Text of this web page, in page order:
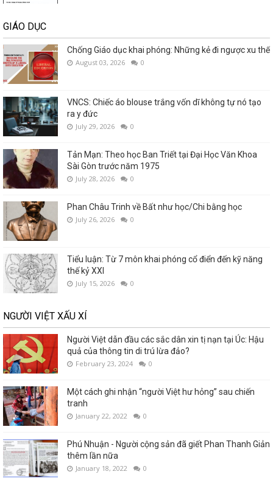
GIÁO DỤC
Chống Giáo dục khai phóng: Những kẻ đi ngược xu thế
August 03, 2026 0
VNCS: Chiếc áo blouse trắng vốn dĩ không tự nó tạo
ra y đức
July 29, 2026 0
Tản Mạn: Theo học Ban Triết tại Đại Học Văn Khoa
Sài Gòn trước năm 1975
July 28, 2026 0
Phan Châu Trinh về Bất như học/Chi bằng học
July 26, 2026 0
Tiểu luận: Từ 7 môn khai phóng cổ điển đến kỹ năng
thế kỷ XXI
July 15, 2026 0
NGƯỜI VIỆT XẤU XÍ
Người Việt dẫn đầu các sắc dân xin tị nạn tại Úc: Hậu
quả của thông tin di trú lừa đảo?
February 23, 2024 0
Một cách ghi nhận “người Việt hư hỏng” sau chiến
tranh
January 22, 2022 0
Phú Nhuận - Người cộng sản đã giết Phan Thanh Giản
thêm lần nữa
January 18, 2022 0